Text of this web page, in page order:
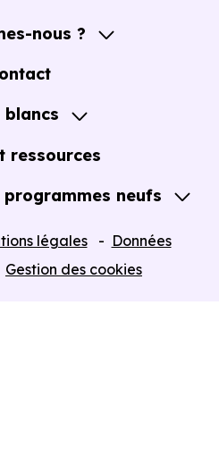
nous ?
propos
blancs
neuf en VEFA
ressources
neufs
légales
Données
Gestion des cookies